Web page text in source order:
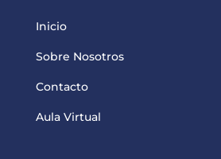
Inicio
Sobre Nosotros
Contacto
Aula Virtual